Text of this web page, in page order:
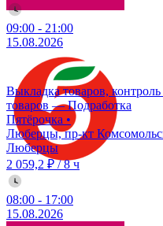
09:00 - 21:00
15.08.2026
Выкладка товаров,
товаров — Подработка
Пятёрочка •
Люберцы, пр-кт
Люберцы
2 059,2 ₽/8 ч
08:00 - 17:00
15.08.2026